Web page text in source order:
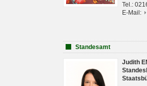
Tel.:
E-Mail:
Standesamt
Judith